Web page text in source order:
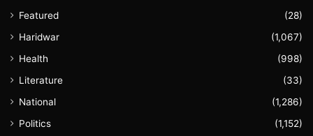
Featured
(28)
Haridwar
(1,067)
Health
(998)
Literature
(33)
National
(1,286)
Politics
(1,152)